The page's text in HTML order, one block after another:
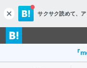
c
l
o
s
サクサク読めて、
『